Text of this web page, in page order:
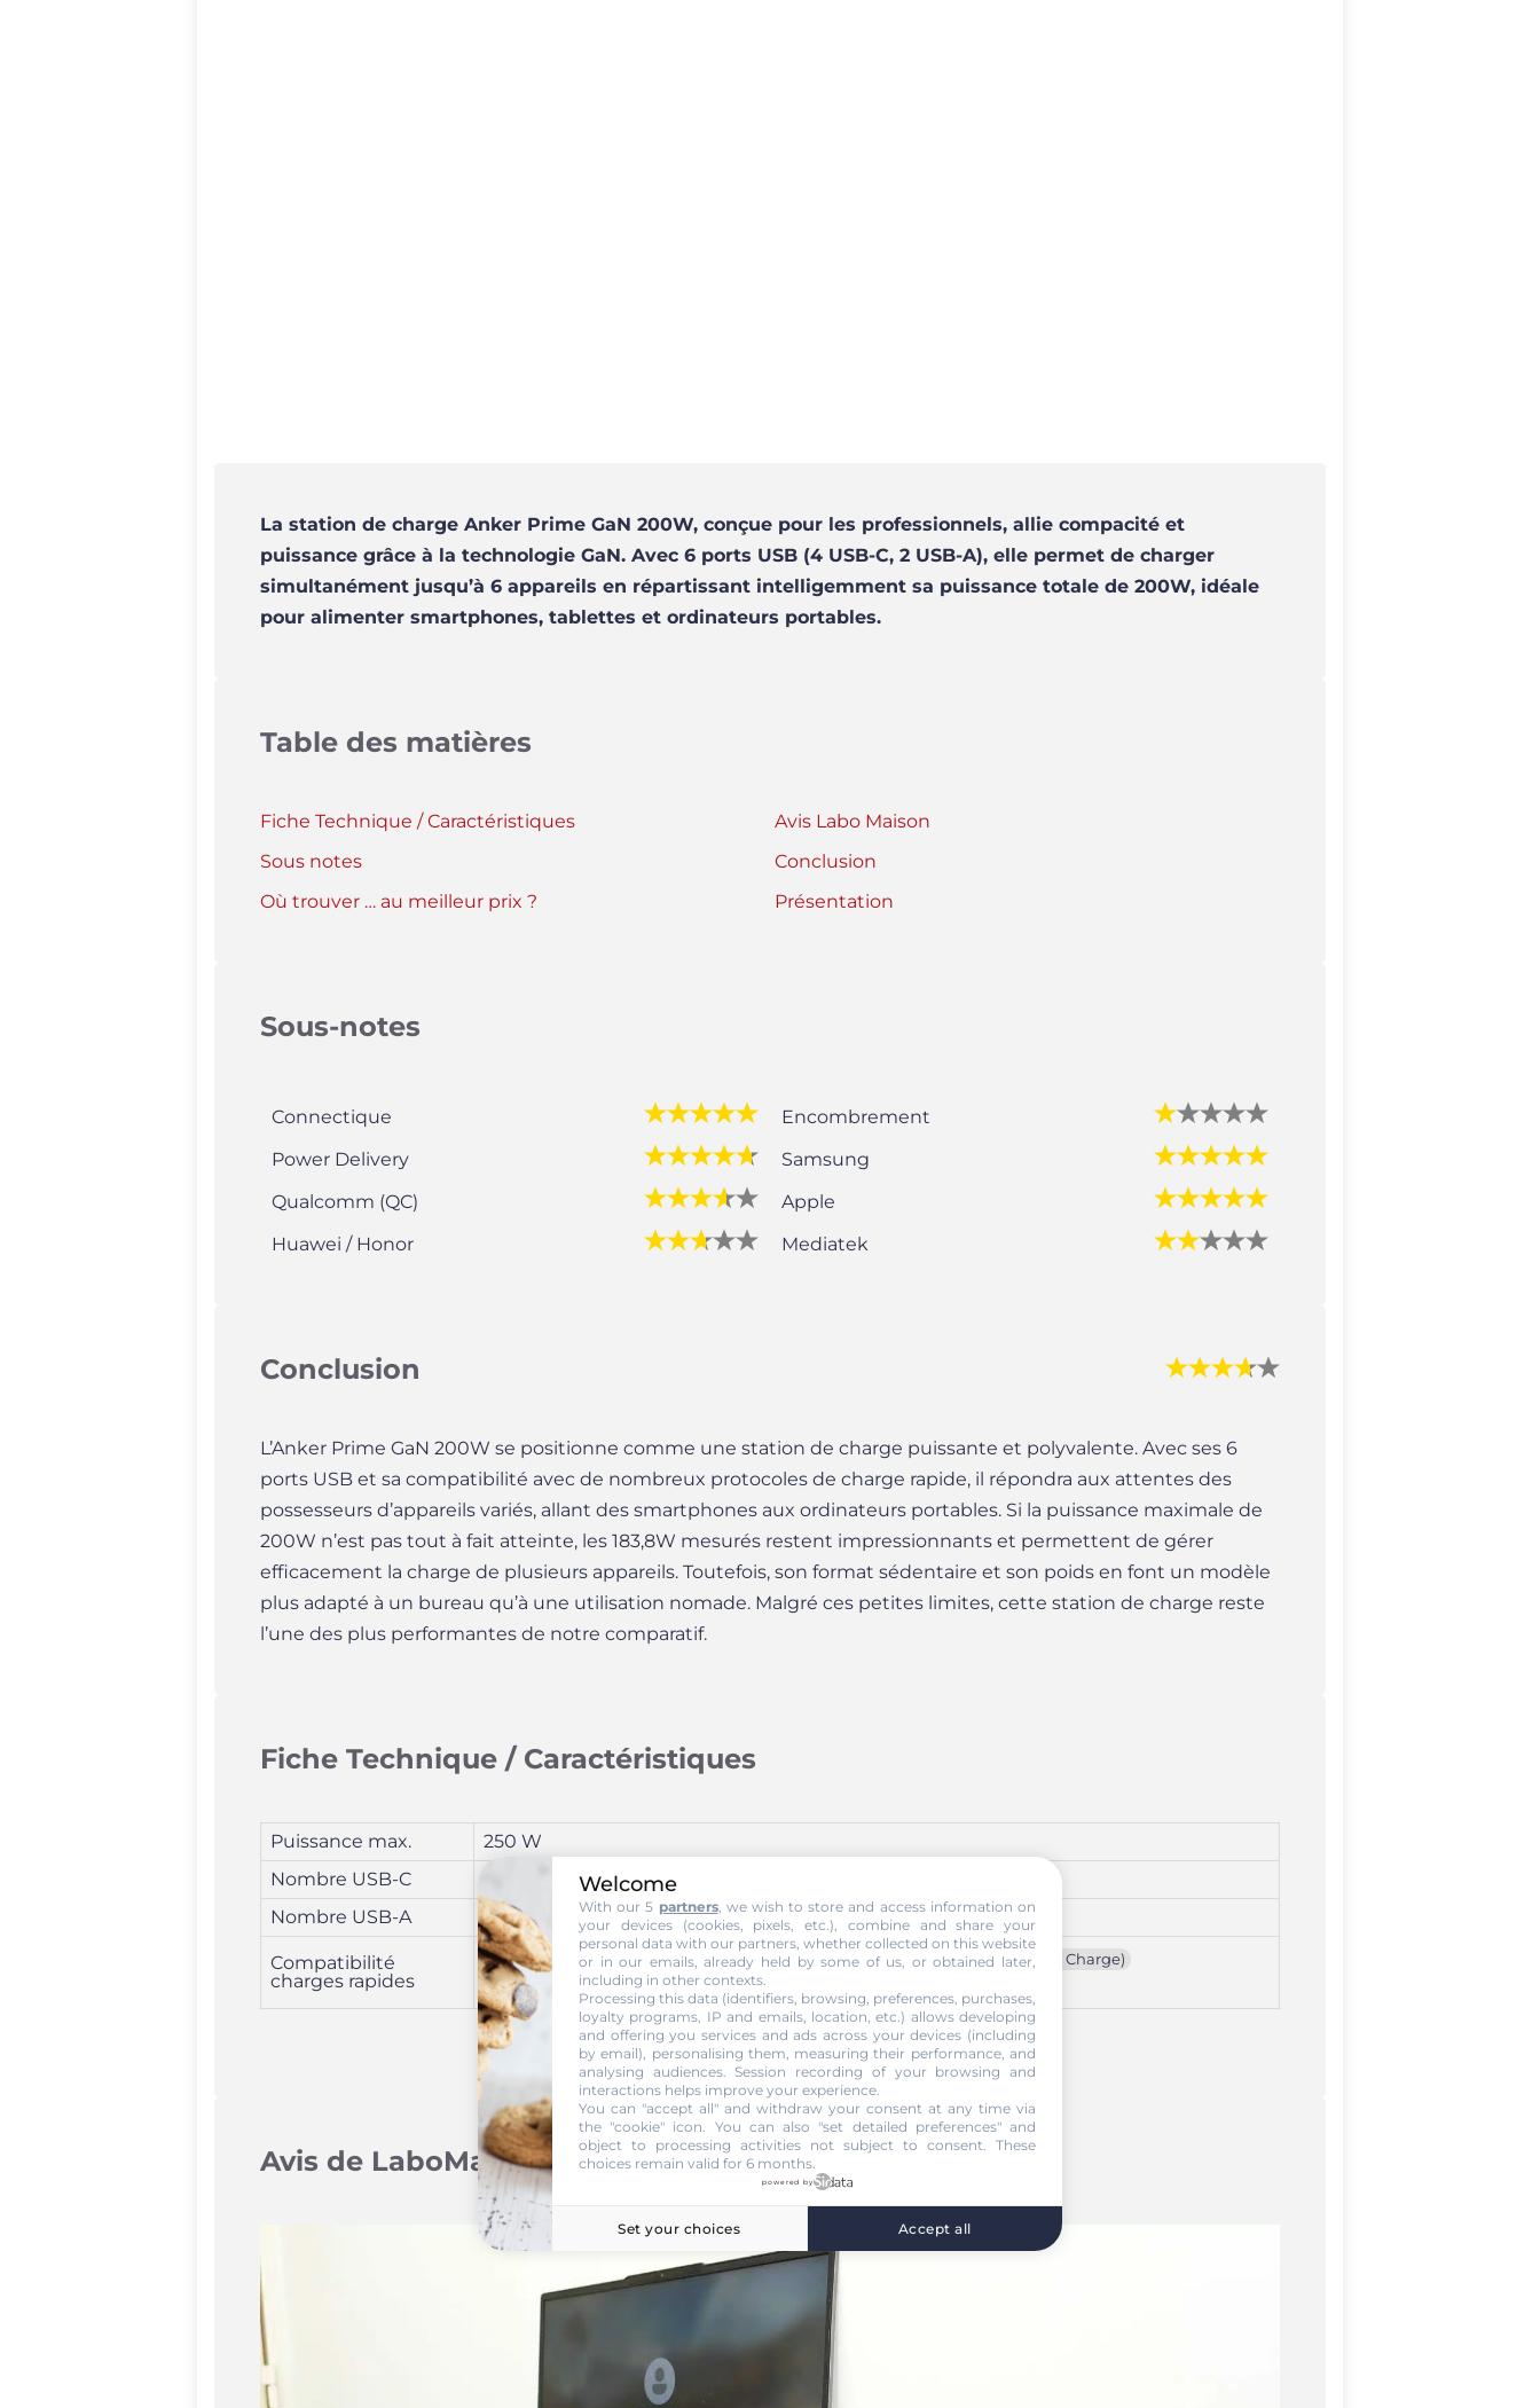
La station de charge Anker Prime GaN 200W, conçue pour les professionnels, allie compacité et
puissance grâce à la technologie GaN. Avec 6 ports USB (4 USB-C, 2 USB-A), elle permet de charger
simultanément jusqu’à 6 appareils en répartissant intelligemment sa puissance totale de 200W, idéale
pour alimenter smartphones, tablettes et ordinateurs portables.
Table des matières
Fiche Technique / Caractéristiques
Avis Labo Maison
Sous notes
Conclusion
Où trouver … au meilleur prix ?
Présentation
Sous-notes
Connectique
Encombrement
Power Delivery
Samsung
Qualcomm (QC)
Apple
Huawei / Honor
Mediatek
Conclusion
L’Anker Prime GaN 200W se positionne comme une station de charge puissante et polyvalente. Avec ses 6
ports USB et sa compatibilité avec de nombreux protocoles de charge rapide, il répondra aux attentes des
possesseurs d’appareils variés, allant des smartphones aux ordinateurs portables. Si la puissance maximale de
200W n’est pas tout à fait atteinte, les 183,8W mesurés restent impressionnants et permettent de gérer
efficacement la charge de plusieurs appareils. Toutefois, son format sédentaire et son poids en font un modèle
plus adapté à un bureau qu’à une utilisation nomade. Malgré ces petites limites, cette station de charge reste
l’une des plus performantes de notre comparatif.
Fiche Technique / Caractéristiques
Puissance max.
250 W
Nombre USB-C
Nombre USB-A
2
Compatibilité
charges rapides
FCP (Huawei fast charge) SCP (Huawei Super Charge)
AFC (Samsung Fast Charge)
Quick Charge 3+
Power Delivery 3.0
Avis de LaboMaison
Welcome
With our 5 partners, we wish to store and access information on
your devices (cookies, pixels, etc.), combine and share your
personal data with our partners, whether collected on this website
or in our emails, already held by some of us, or obtained later,
including in other contexts.
Processing this data (identifiers, browsing, preferences, purchases,
loyalty programs, IP and emails, location, etc.) allows developing
and offering you services and ads across your devices (including
by email), personalising them, measuring their performance, and
analysing audiences. Session recording of your browsing and
interactions helps improve your experience.
You can "accept all" and withdraw your consent at any time via
the "cookie" icon. You can also "set detailed preferences" and
object to processing activities not subject to consent. These
choices remain valid for 6 months.
powered by
Set your choices Accept all